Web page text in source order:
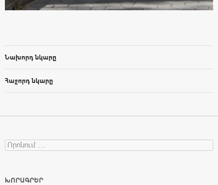
Նախորդ նկարը
Հաջորդ նկարը
Search for:
ԽՈՐԱԳՐԵՐ